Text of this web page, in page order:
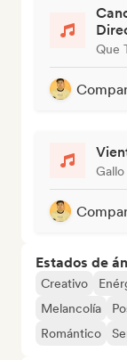
Que
Gallo
Estados de
Creativo
Melancolía
Romántico